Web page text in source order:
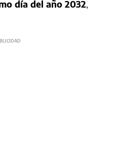
día del año 2032,